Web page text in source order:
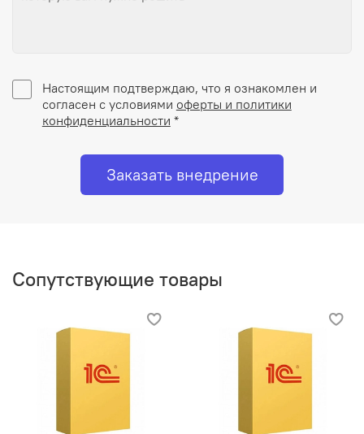
Настоящим подтверждаю, что я ознакомлен и
согласен с условиями оферты и политики
конфиденциальности *
Заказать внедрение
Сопутствующие товары